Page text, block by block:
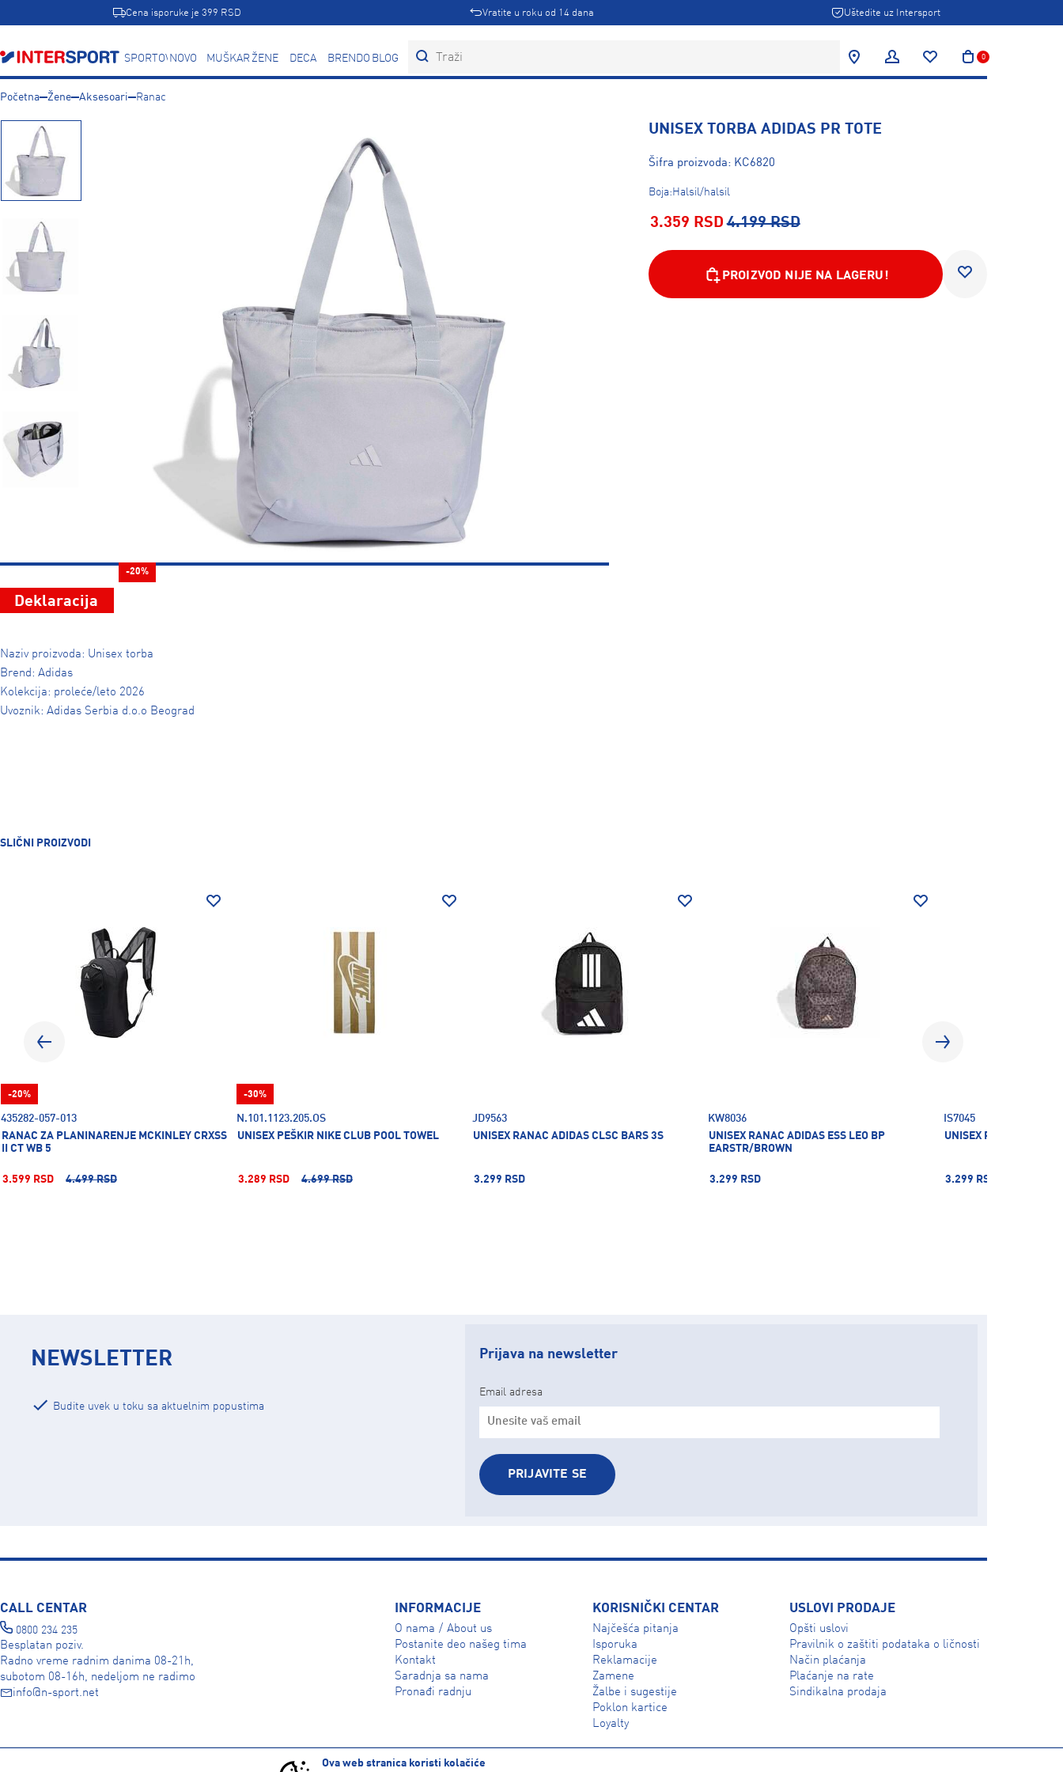
Cena isporuke je 399 RSD Vratite u roku od 14 dana Uštedite uz Intersport
SPORTOVINOVO MUŠKARCIŽENE DECA BRENDOVIBLOG 0
Ova web stranica koristi kolačiće
Početna Žene Aksesoari Ranac
-20%
Deklaracija
Naziv proizvoda: Unisex torba
Brend: Adidas
Kolekcija: proleće/leto 2026
Uvoznik: Adidas Serbia d.o.o Beograd
UNISEX TORBA ADIDAS PR TOTE
Šifra proizvoda: KC6820
Boja:Halsil/halsil
3.359 RSD 4.199 RSD
PROIZVOD NIJE NA LAGERU!
SLIČNI PROIZVODI
435282-057-013
RANAC ZA PLANINARENJE MCKINLEY CRXSS
II CT WB 5
3.599 RSD 4.499 RSD
-20%
N.101.1123.205.OS
UNISEX PEŠKIR NIKE CLUB POOL TOWEL
3.289 RSD 4.699 RSD
-30%
JD9563
UNISEX RANAC ADIDAS CLSC BARS 3S
3.299 RSD
KW8036
UNISEX RANAC ADIDAS ESS LEO BP
EARSTR/BROWN
3.299 RSD
IS7045
UNISEX RANAC
3.299 RSD
NEWSLETTER
Budite uvek u toku sa aktuelnim popustima
Prijava na newsletter
Email adresa
PRIJAVITE SE
CALL CENTAR
0800 234 235
Besplatan poziv.
Radno vreme radnim danima 08-21h,
subotom 08-16h, nedeljom ne radimo
info@n-sport.net
INFORMACIJE
O nama / About us
Postanite deo našeg tima
Kontakt
Saradnja sa nama
Pronađi radnju
KORISNIČKI CENTAR
Najčešća pitanja
Isporuka
Reklamacije
Zamene
Žalbe i sugestije
Poklon kartice
Loyalty
USLOVI PRODAJE
Opšti uslovi
Pravilnik o zaštiti podataka o ličnosti
Način plaćanja
Plaćanje na rate
Sindikalna prodaja